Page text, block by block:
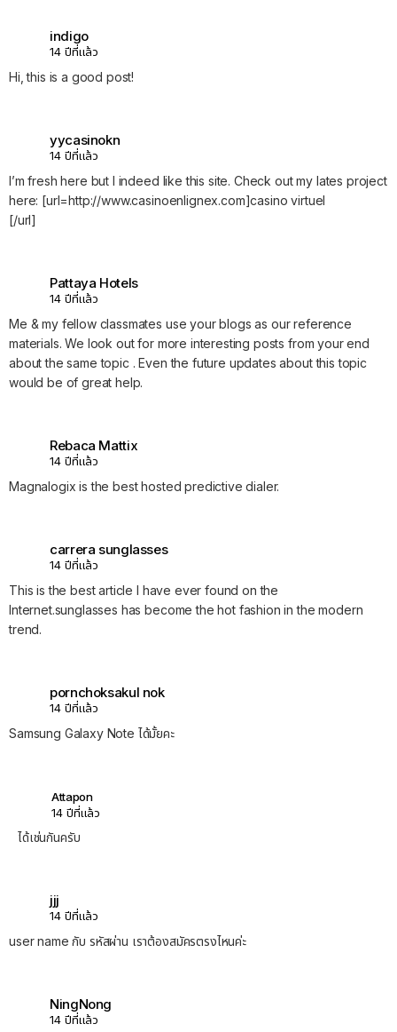
indigo
14 ปีที่แล้ว
Hi, this is a good post!
yycasinokn
14 ปีที่แล้ว
I’m fresh here but I indeed like this site. Check out my lates project
here: [url=http://www.casinoenlignex.com]casino virtuel
[/url]
Pattaya Hotels
14 ปีที่แล้ว
Me & my fellow classmates use your blogs as our reference
materials. We look out for more interesting posts from your end
about the same topic . Even the future updates about this topic
would be of great help.
Rebaca Mattix
14 ปีที่แล้ว
Magnalogix is the best hosted predictive dialer.
carrera sunglasses
14 ปีที่แล้ว
This is the best article I have ever found on the
Internet.sunglasses has become the hot fashion in the modern
trend.
pornchoksakul nok
14 ปีที่แล้ว
Samsung Galaxy Note ได้มั้ยคะ
Attapon
14 ปีที่แล้ว
ได้เช่นกันครับ
jjj
14 ปีที่แล้ว
user name กับ รหัสผ่าน เราต้องสมัครตรงไหนค่ะ
NingNong
14 ปีที่แล้ว